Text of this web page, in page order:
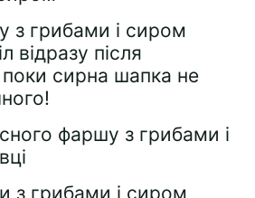
з грибами і сиром
відразу після
сирна шапка не